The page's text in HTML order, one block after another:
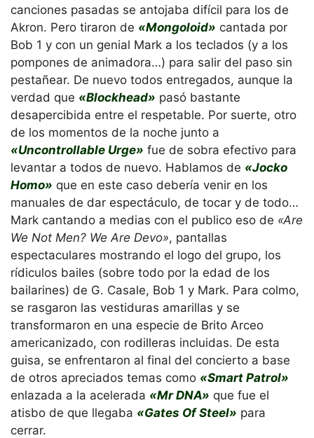
canciones pasadas se antojaba difícil para los de
Akron. Pero tiraron de «Mongoloid» cantada por
Bob 1 y con un genial Mark a los teclados (y a los
pompones de animadora…) para salir del paso sin
pestañear. De nuevo todos entregados, aunque la
verdad que «Blockhead» pasó bastante
desapercibida entre el respetable. Por suerte, otro
de los momentos de la noche junto a
«Uncontrollable Urge» fue de sobra efectivo para
levantar a todos de nuevo. Hablamos de «Jocko
Homo» que en este caso debería venir en los
manuales de dar espectáculo, de tocar y de todo…
Mark cantando a medias con el publico eso de «Are
We Not Men? We Are Devo», pantallas
espectaculares mostrando el logo del grupo, los
rídiculos bailes (sobre todo por la edad de los
bailarines) de G. Casale, Bob 1 y Mark. Para colmo,
se rasgaron las vestiduras amarillas y se
transformaron en una especie de Brito Arceo
americanizado, con rodilleras incluidas. De esta
guisa, se enfrentaron al final del concierto a base
de otros apreciados temas como «Smart Patrol»
enlazada a la acelerada «Mr DNA» que fue el
atisbo de que llegaba «Gates Of Steel» para
cerrar.